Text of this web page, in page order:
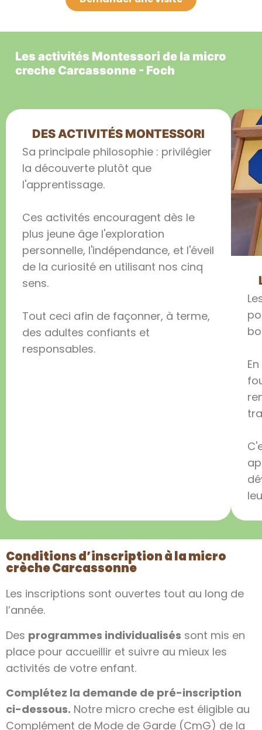
Les activités Montessori de la micro
creche Carcassonne - Foch
DES ACTIVITÉS MONTESSORI
Sa principale philosophie : privilégier
la découverte plutôt que
l'apprentissage.
Ces activités encouragent dès le
plus jeune âge l'exploration
personnelle, l'indépendance, et l'éveil
de la curiosité en utilisant nos cinq
sens.
Tout ceci afin de façonner, à terme,
des adultes confiants et
responsables.
Conditions d’inscription à la micro
crèche Carcassonne
Les inscriptions sont ouvertes tout au long de
l’année.
Des programmes individualisés sont mis en
place pour accueillir et suivre au mieux les
activités de votre enfant.
Complétez la demande de pré-inscription
ci-dessous. Notre micro creche est éligible au
Complément de Mode de Garde (CmG) de la